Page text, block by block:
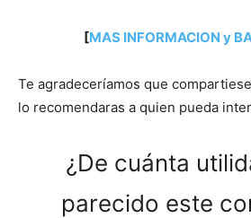
[MAS INFORMACION y
Te agradeceríamos que
lo recomendaras a quien pueda
¿De cuánta
parecido este